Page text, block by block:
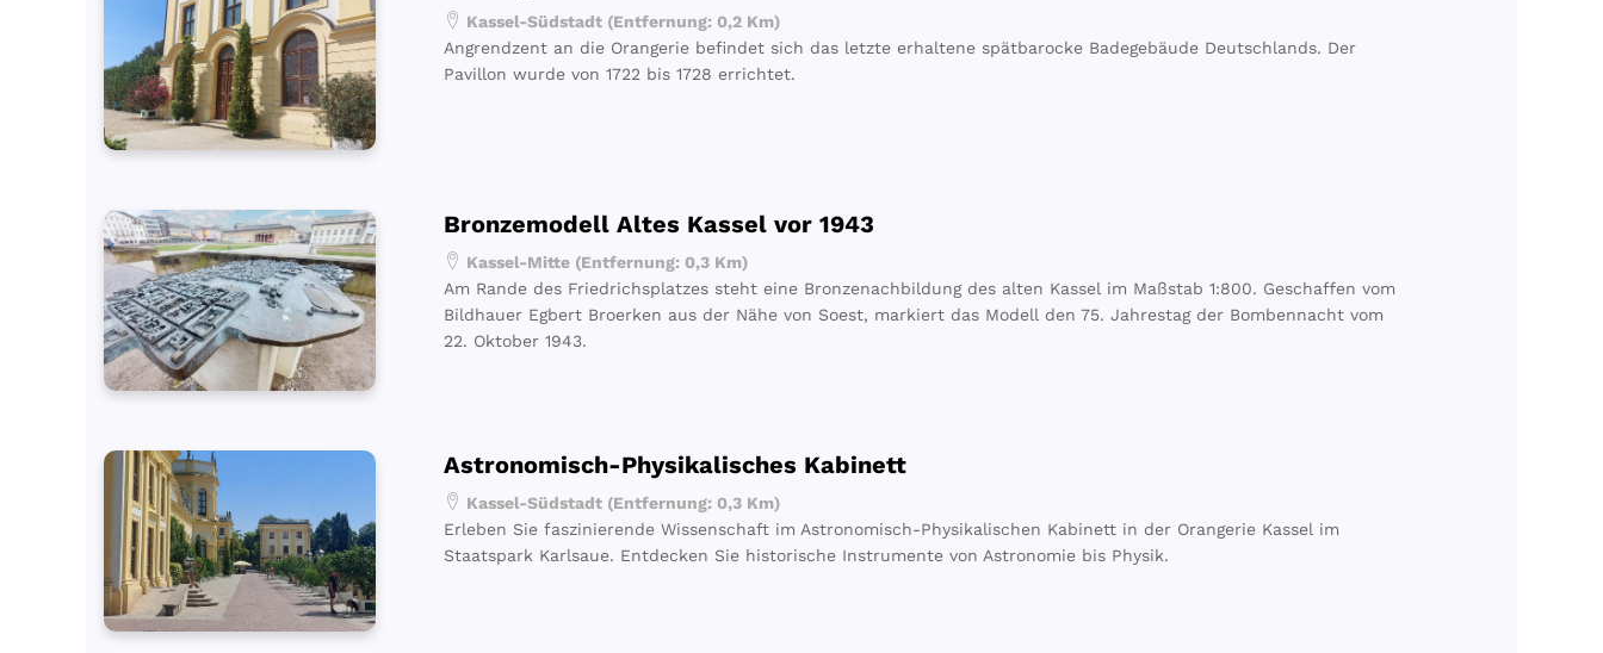
Kassel-Südstadt (Entfernung: 0,2 Km)
Angrendzent an die Orangerie befindet sich das letzte erhaltene spätbarocke Badegebäude Deutschlands. Der
Pavillon wurde von 1722 bis 1728 errichtet.
Bronzemodell Altes Kassel vor 1943
Kassel-Mitte (Entfernung: 0,3 Km)
Am Rande des Friedrichsplatzes steht eine Bronzenachbildung des alten Kassel im Maßstab 1:800. Geschaffen vom
Bildhauer Egbert Broerken aus der Nähe von Soest, markiert das Modell den 75. Jahrestag der Bombennacht vom
22. Oktober 1943.
Astronomisch-Physikalisches Kabinett
Kassel-Südstadt (Entfernung: 0,3 Km)
Erleben Sie faszinierende Wissenschaft im Astronomisch-Physikalischen Kabinett in der Orangerie Kassel im
Staatspark Karlsaue. Entdecken Sie historische Instrumente von Astronomie bis Physik.